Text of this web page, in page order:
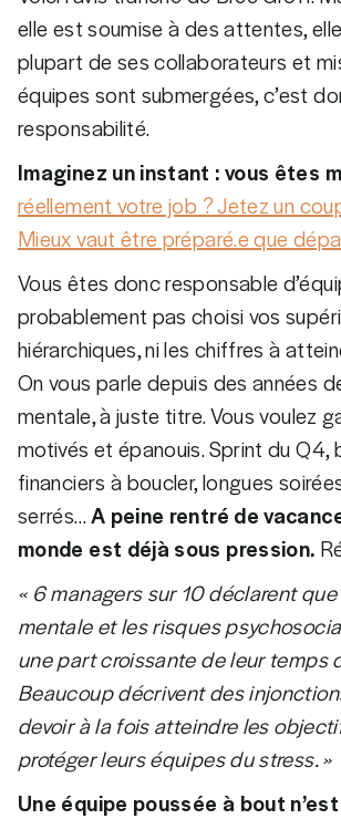
elle est soumise à des attentes,
plupart de ses collaborateurs et
équipes sont submergées, c’est
responsabilité.
Imaginez un instant : vous êtes
réellement votre job ? Jetez un
Mieux vaut être préparé.e que
Vous êtes donc responsable
probablement pas choisi vos
hiérarchiques, ni les chiffres à
On vous parle depuis des années
mentale, à juste titre. Vous voulez
motivés et épanouis. Sprint du Q4,
financiers à boucler, longues
serrés…A peine rentré de
monde est déjà sous pression.
« 6 managers sur 10 déclarent
mentale et les risques
une part croissante de leur temps
Beaucoup décrivent des
devoir à la fois atteindre les
protéger leurs équipes du stress. »
Une équipe poussée à bout